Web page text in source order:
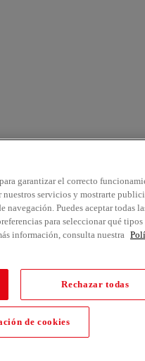
garantizar el correcto
servicios y mostrarte
navegación. Puedes aceptar todas
para seleccionar qué tipos
información, consulta nuestra
Rechazar todas
de cookies